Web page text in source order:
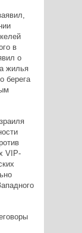
в
о
жилья
берега
VIP-